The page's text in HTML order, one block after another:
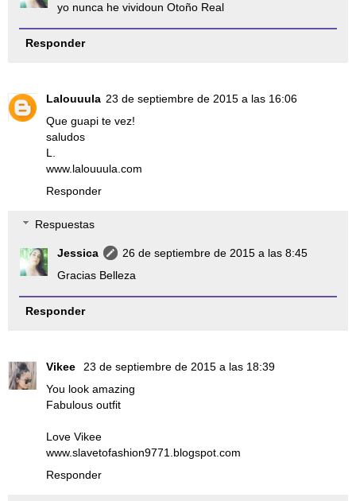
yo nunca he vividoun Otoño Real
Responder
Lalouuula 23 de septiembre de 2015 a las 16:06
Que guapi te vez!
saludos
L.
www.lalouuula.com
Responder
Respuestas
Jessica
26 de septiembre de 2015 a las 8:45
Gracias Belleza
Responder
Vikee
23 de septiembre de 2015 a las 18:39
You look amazing
Fabulous outfit
Love Vikee
www.slavetofashion9771.blogspot.com
Responder